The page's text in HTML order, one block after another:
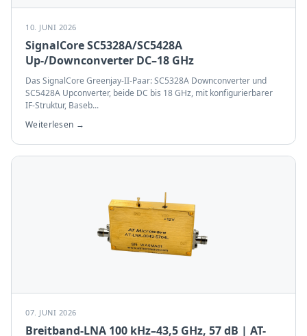
10. JUNI 2026
SignalCore SC5328A/SC5428A
Up-/Downconverter DC–18 GHz
Das SignalCore Greenjay-II-Paar: SC5328A Downconverter und
SC5428A Upconverter, beide DC bis 18 GHz, mit konfigurierbarer
IF-Struktur, Baseb...
Weiterlesen →
07. JUNI 2026
Breitband-LNA 100 kHz–43,5 GHz, 57 dB | AT-